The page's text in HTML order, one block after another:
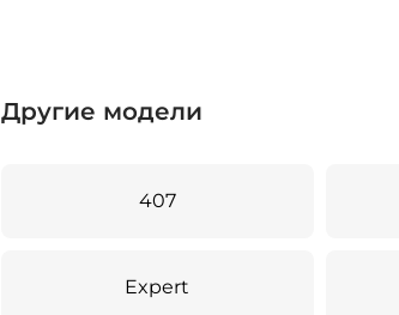
Другие модели
407
Expert